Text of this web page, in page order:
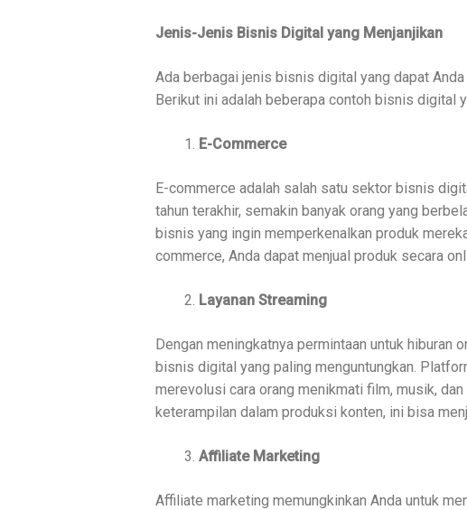
Jenis-Jenis Bisnis Digital yang Menjanjikan
Ada berbagai jenis bisnis digital yang dapat
Berikut ini adalah beberapa contoh bisnis digital
E-Commerce
E-commerce adalah salah satu sektor bisnis
tahun terakhir, semakin banyak orang yang
bisnis yang ingin memperkenalkan produk
commerce, Anda dapat menjual produk secara
Layanan Streaming
Dengan meningkatnya permintaan untuk hiburan
bisnis digital yang paling menguntungkan.
merevolusi cara orang menikmati film, musik,
keterampilan dalam produksi konten, ini bisa
Affiliate Marketing
Affiliate marketing memungkinkan Anda untuk